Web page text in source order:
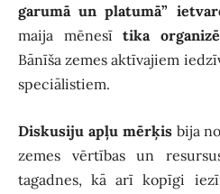
garumā un platumā”
maija mēnesītika
Bānīša zemes aktīvajiem
speciālistiem.
Diskusiju apļu mērķisbija
zemes vērtības un
tagadnes, kā arī kopīgi